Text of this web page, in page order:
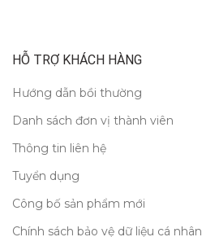
HỖ TRỢ KHÁCH HÀNG
Hướng dẫn bồi thường
Danh sách đơn vị thành viên
Thông tin liên hệ
Tuyển dụng
Công bố sản phẩm mới
Chính sách bảo vệ dữ liệu cá nhân